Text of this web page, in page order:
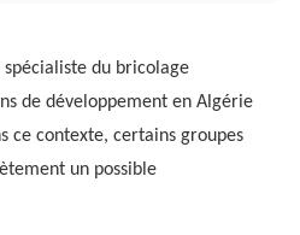
du bricolage
de développement en Algérie
ce contexte, certains groupes
un possible